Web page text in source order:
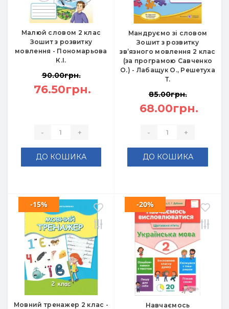
Малюй словом 2 клас
Зошит з розвитку
мовлення - Пономарьова
К.І.
90.00грн.
76.50грн.
- +
ДО КОШИКА
Мандруємо зі словом
Зошит з розвитку
зв’язного мовлення 2 клас
(за програмою Савченко
О.) - Лабащук О., Решетуха
Т.
85.00грн.
68.00грн.
- +
ДО КОШИКА
Мовний тренажер 2 клас -
-15%
Навчаємось
-20%